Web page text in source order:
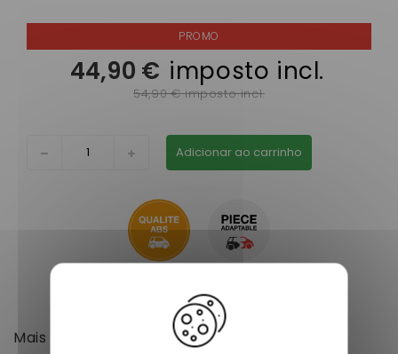
44,90 € imposto incl.
54,90 € imposto incl.
Adicionar ao carrinho
Mais informação